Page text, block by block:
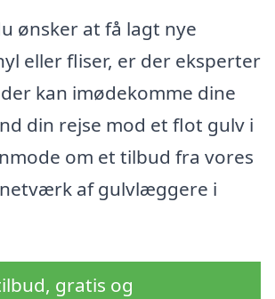
ønsker at få lagt nye
eller fliser, er der eksperter
kan imødekomme dine
din rejse mod et flot gulv i
om et tilbud fra vores
af gulvlæggere i
gratis og